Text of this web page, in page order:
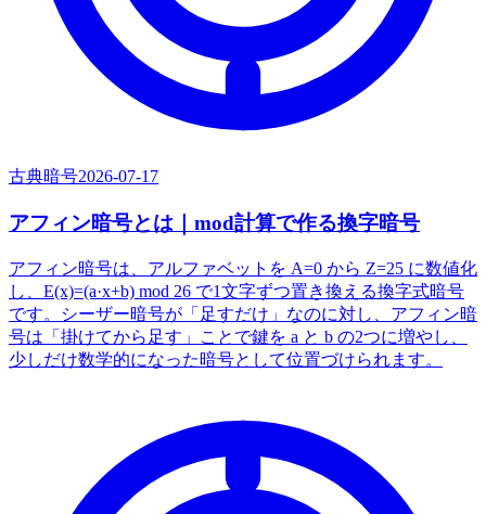
古典暗号2026-07-17
アフィン暗号とは｜mod計算で作る換字暗号
アフィン暗号は、アルファベットを A=0 から Z=25 に数値化
し、E(x)=(a·x+b) mod 26 で1文字ずつ置き換える換字式暗号
です。シーザー暗号が「足すだけ」なのに対し、アフィン暗
号は「掛けてから足す」ことで鍵を a と b の2つに増やし、
少しだけ数学的になった暗号として位置づけられます。